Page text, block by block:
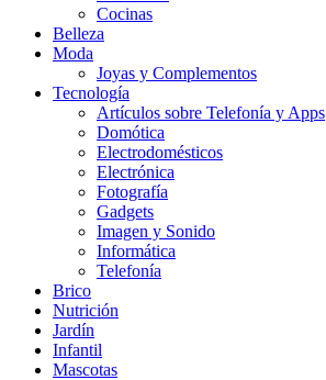
Cocinas
Belleza
Moda
Joyas y Complementos
Tecnología
Artículos sobre Telefonía y Apps
Domótica
Electrodomésticos
Electrónica
Fotografía
Gadgets
Imagen y Sonido
Informática
Telefonía
Brico
Nutrición
Jardín
Infantil
Mascotas